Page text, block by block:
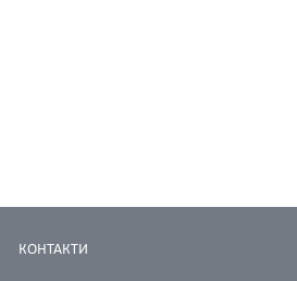
КОНТАКТИ